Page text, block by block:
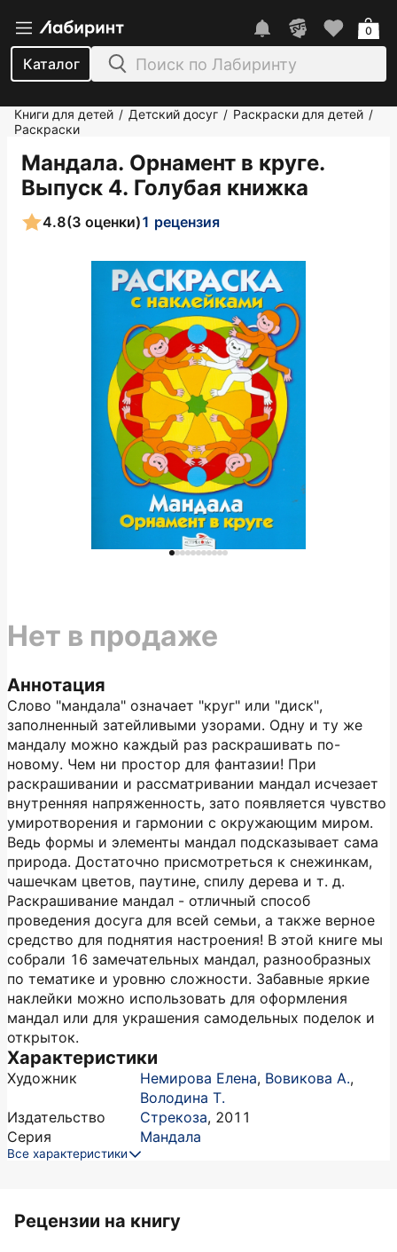
Каталог
0
Книги для детей / Детский досуг / Раскраски для детей /
Раскраски
Мандала. Орнамент в круге.
Выпуск 4. Голубая книжка
4.8(3 оценки)1 рецензия
Аннотация
Слово "мандала" означает "круг" или "диск",
заполненный затейливыми узорами. Одну и ту же
мандалу можно каждый раз раскрашивать по-
новому. Чем ни простор для фантазии! При
раскрашивании и рассматривании мандал исчезает
внутренняя напряженность, зато появляется чувство
умиротворения и гармонии с окружающим миром.
Ведь формы и элементы мандал подсказывает сама
природа. Достаточно присмотреться к снежинкам,
чашечкам цветов, паутине, спилу дерева и т. д.
Раскрашивание мандал - отличный способ
проведения досуга для всей семьи, а также верное
средство для поднятия настроения! В этой книге мы
собрали 16 замечательных мандал, разнообразных
по тематике и уровню сложности. Забавные яркие
наклейки можно использовать для оформления
мандал или для украшения самодельных поделок и
открыток.
Характеристики
Художник Немирова Елена, Вовикова А.,
Володина Т.
Издательство
Стрекоза, 2011
Серия
Мандала
Все характеристики
Нет в продаже
Рецензии на книгу